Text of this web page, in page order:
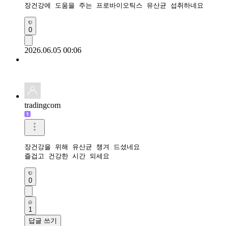
장건강에 도움을 주는 프로바이오틱스 유산균 섭취하네요
0
2026.06.05 00:06
tradingcom
장건강을 위해 유산균 챙겨 드셨네요
즐겁고 건강한 시간 되세요
0
1
답글 쓰기